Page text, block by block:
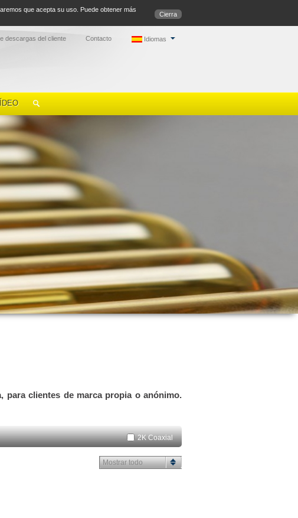
descargas del cliente Contacto Idiomas
para clientes de marca propia o anónimo.
2K Coaxial
Cierra
que acepta su uso. Puede obtener más